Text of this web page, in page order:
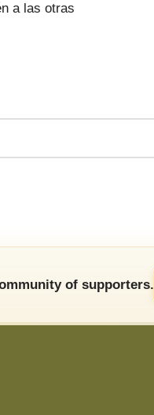
a las otras
of supporters.